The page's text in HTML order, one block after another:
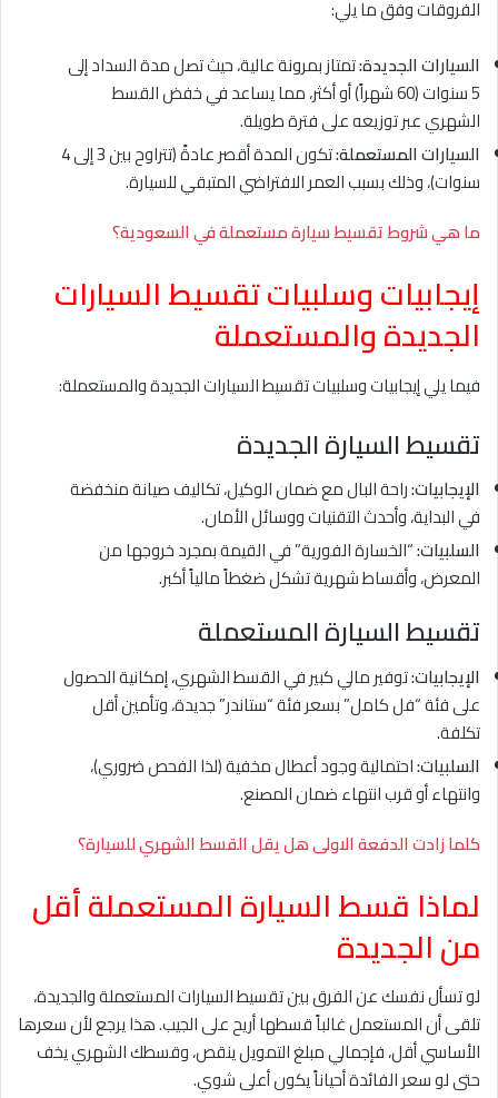
الفروقات وفق ما يلي:
السيارات الجديدة:تمتاز بمرونة عالية، حيث تصل مدة السداد إلى
5 سنوات (60 شهراً) أو أكثر، مما يساعد في خفض القسط
الشهري عبر توزيعه على فترة طويلة.
السيارات المستعملة:
تكون المدة أقصر عادةً (تتراوح بين 3 إلى 4
سنوات)، وذلك بسبب العمر الافتراضي المتبقي للسيارة.
ما هي شروط تقسيط سيارة مستعملة في السعودية؟
إيجابيات وسلبيات تقسيط السيارات
الجديدة والمستعملة
فيما يلي إيجابيات وسلبيات تقسيط السيارات الجديدة والمستعملة:
تقسيط السيارة الجديدة
الإيجابيات:راحة البال مع ضمان الوكيل، تكاليف صيانة منخفضة
في البداية، وأحدث التقنيات ووسائل الأمان.
السلبيات:“الخسارة الفورية” في القيمة بمجرد خروجها من
المعرض، وأقساط شهرية تشكل ضغطاً مالياً أكبر.
تقسيط السيارة المستعملة
الإيجابيات:توفير مالي كبير في القسط الشهري، إمكانية الحصول
على فئة “فل كامل” بسعر فئة “ستاندر” جديدة، وتأمين أقل
تكلفة.
السلبيات:احتمالية وجود أعطال مخفية (لذا الفحص ضروري)،
وانتهاء أو قرب انتهاء ضمان المصنع.
كلما زادت الدفعة الاولى هل يقل القسط الشهري للسيارة؟
لماذا قسط السيارة المستعملة أقل
من الجديدة
لو تسأل نفسك عن الفرق بين تقسيط السيارات المستعملة والجديدة،
تلقى أن المستعمل غالباً قسطها أريح على الجيب. هذا يرجع لأن سعرها
الأساسي أقل، فإجمالي مبلغ التمويل ينقص، وقسطك الشهري يخف
حتى لو سعر الفائدة أحياناً يكون أعلى شوي.